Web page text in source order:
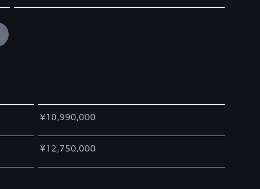
¥10,990,000
¥12,750,000